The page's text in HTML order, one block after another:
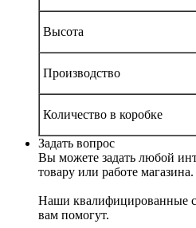
Высота
Производство
Количество в коробке
Задать вопрос
Вы можете задать любой
товару или работе магазина.
Наши квалифицированные
вам помогут.